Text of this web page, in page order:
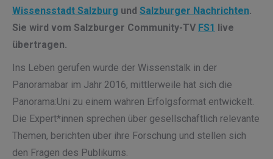
Wissensstadt Salzburg und Salzburger Nachrichten.
Sie wird vom Salzburger Community-TV FS1 live
übertragen.
Ins Leben gerufen wurde der Wissenstalk in der
Panoramabar im Jahr 2016, mittlerweile hat sich die
Panorama:Uni zu einem wahren Erfolgsformat entwickelt.
Die Expert*innen sprechen über gesellschaftlich relevante
Themen, berichten über ihre Forschung und stellen sich
den Fragen des Publikums.